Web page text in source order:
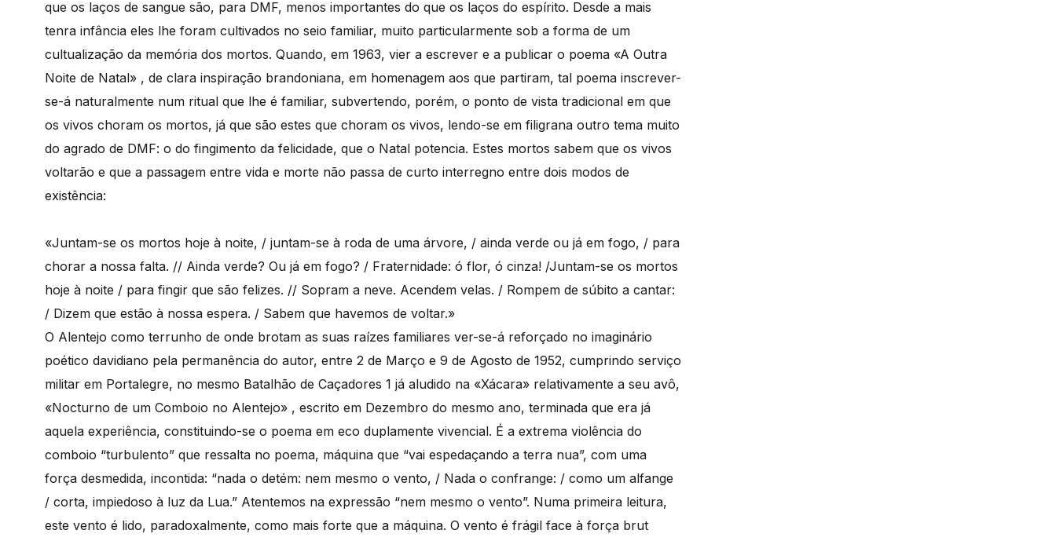
que os laços de sangue são, para DMF, menos importantes do que os laços do espírito. Desde a mais
tenra infância eles lhe foram cultivados no seio familiar, muito particularmente sob a forma de um
cultualização da memória dos mortos. Quando, em 1963, vier a escrever e a publicar o poema «A Outra
Noite de Natal» , de clara inspiração brandoniana, em homenagem aos que partiram, tal poema inscrever-
se-á naturalmente num ritual que lhe é familiar, subvertendo, porém, o ponto de vista tradicional em que
os vivos choram os mortos, já que são estes que choram os vivos, lendo-se em filigrana outro tema muito
do agrado de DMF: o do fingimento da felicidade, que o Natal potencia. Estes mortos sabem que os vivos
voltarão e que a passagem entre vida e morte não passa de curto interregno entre dois modos de
existência:
«Juntam-se os mortos hoje à noite, / juntam-se à roda de uma árvore, / ainda verde ou já em fogo, / para
chorar a nossa falta. // Ainda verde? Ou já em fogo? / Fraternidade: ó flor, ó cinza! /Juntam-se os mortos
hoje à noite / para fingir que são felizes. // Sopram a neve. Acendem velas. / Rompem de súbito a cantar:
/ Dizem que estão à nossa espera. / Sabem que havemos de voltar.»
O Alentejo como terrunho de onde brotam as suas raízes familiares ver-se-á reforçado no imaginário
poético davidiano pela permanência do autor, entre 2 de Março e 9 de Agosto de 1952, cumprindo serviço
militar em Portalegre, no mesmo Batalhão de Caçadores 1 já aludido na «Xácara» relativamente a seu avô,
«Nocturno de um Comboio no Alentejo» , escrito em Dezembro do mesmo ano, terminada que era já
aquela experiência, constituindo-se o poema em eco duplamente vivencial. É a extrema violência do
comboio “turbulento” que ressalta no poema, máquina que “vai espedaçando a terra nua”, com uma
força desmedida, incontida: “nada o detém: nem mesmo o vento, / Nada o confrange: / como um alfange
/ corta, impiedoso à luz da Lua.” Atentemos na expressão “nem mesmo o vento”. Numa primeira leitura,
este vento é lido, paradoxalmente, como mais forte que a máquina. O vento é frágil face à força brut